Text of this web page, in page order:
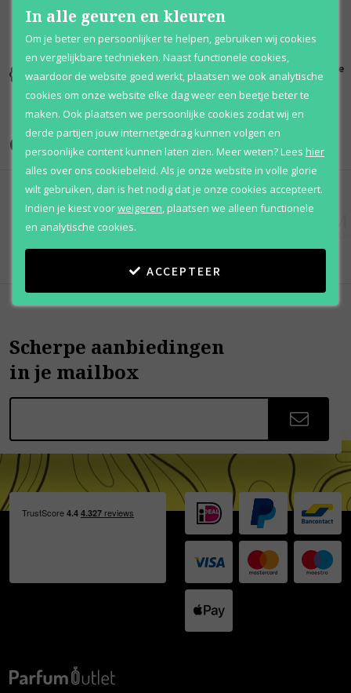
Kortingen
tot wel 70%
voordelig
100% originele
parfums
Onze merken
Scherpe aanbiedingen
in je mailbox
In alle geuren en kleuren
Om je beter en persoonlijker te helpen, gebruiken wij cookies
en vergelijkbare technieken. Naast functionele cookies,
waardoor de website goed werkt, plaatsen we ook analytische
cookies om onze website elke dag weer een beetje beter te
maken. Ook plaatsen we persoonlijke cookies zodat wij en
derde partijen jouw internetgedrag kunnen volgen en
persoonlijke content kunnen laten zien. Meer weten?Lees hier
alles over ons cookiebeleid. Als je onze website in volle glorie
wilt gebruiken, dan is het nodig dat je onze cookies accepteert.
Indien je kiest voorweigeren plaatsen we alleen functionele
en analytische cookies.
ACCEPTEER